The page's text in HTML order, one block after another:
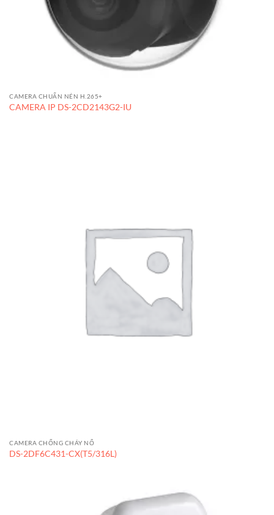
CAMERA CHUẨN NÉN H.265+
CAMERA IP DS-2CD2143G2-IU
CAMERA CHỐNG CHÁY NỔ
DS-2DF6C431-CX(T5/316L)